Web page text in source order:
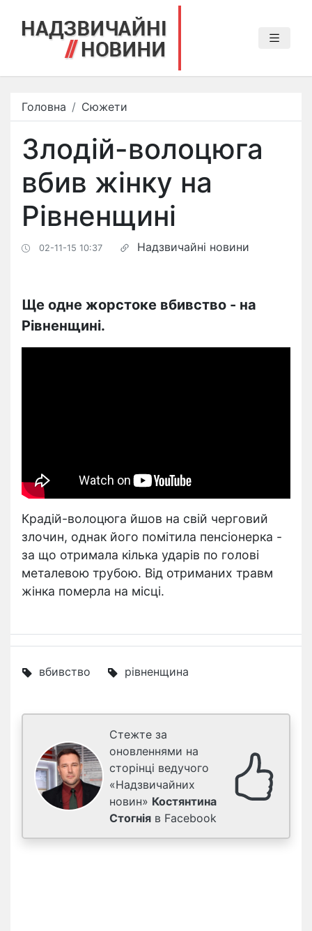
Головна Сюжети
Злодій-волоцюга
вбив жінку на
Рівненщині
02-11-15 10:37 Надзвичайні новини
Ще одне жорстоке вбивство - на
Рівненщині.
Крадій-волоцюга йшов на свій черговий
злочин, однак його помітила пенсіонерка -
за що отримала кілька ударів по голові
металевою трубою. Від отриманих травм
жінка померла на місці.
вбивство рівненщина
Стежте за
оновленнями на
сторінці ведучого
«Надзвичайних
новин» Костянтина
Стогнія в Facebook